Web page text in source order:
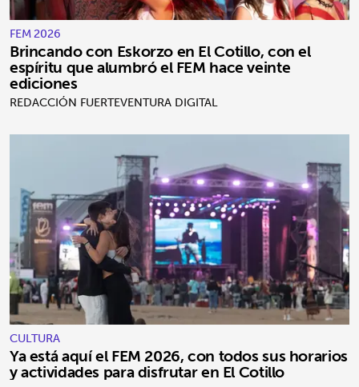
FEM 2026
Brincando con Eskorzo en El Cotillo, con el
espíritu que alumbró el FEM hace veinte
ediciones
REDACCIÓN FUERTEVENTURA DIGITAL
CULTURA
Ya está aquí el FEM 2026, con todos sus horarios
y actividades para disfrutar en El Cotillo